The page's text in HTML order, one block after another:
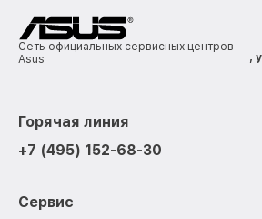
Сеть официальных сервисных центров
Asus
,
Горячая линия
+7 (495) 152-68-30
Сервис